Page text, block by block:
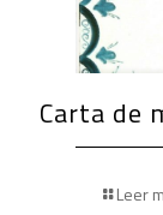
Carta de
Leer